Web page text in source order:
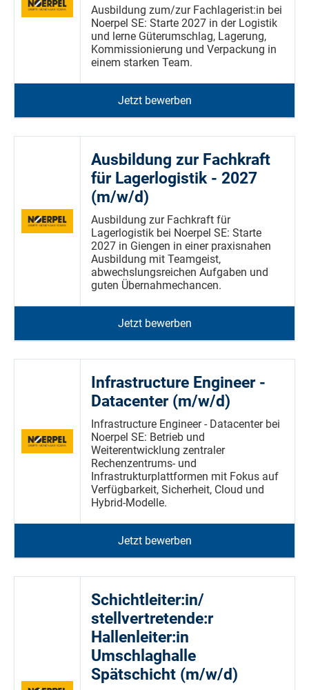
Ausbildung zum/zur Fachlagerist:in bei
Noerpel SE: Starte 2027 in der Logistik
und lerne Güterumschlag, Lagerung,
Kommissionierung und Verpackung in
einem starken Team.
Jetzt bewerben
Ausbildung zur Fachkraft
für Lagerlogistik - 2027
(m/w/d)
Ausbildung zur Fachkraft für
Lagerlogistik bei Noerpel SE: Starte
2027 in Giengen in einer praxisnahen
Ausbildung mit Teamgeist,
abwechslungsreichen Aufgaben und
guten Übernahmechancen.
Jetzt bewerben
Infrastructure Engineer -
Datacenter (m/w/d)
Infrastructure Engineer - Datacenter bei
Noerpel SE: Betrieb und
Weiterentwicklung zentraler
Rechenzentrums- und
Infrastrukturplattformen mit Fokus auf
Verfügbarkeit, Sicherheit, Cloud und
Hybrid-Modelle.
Jetzt bewerben
Schichtleiter:in/
stellvertretende:r
Hallenleiter:in
Umschlaghalle
Spätschicht (m/w/d)